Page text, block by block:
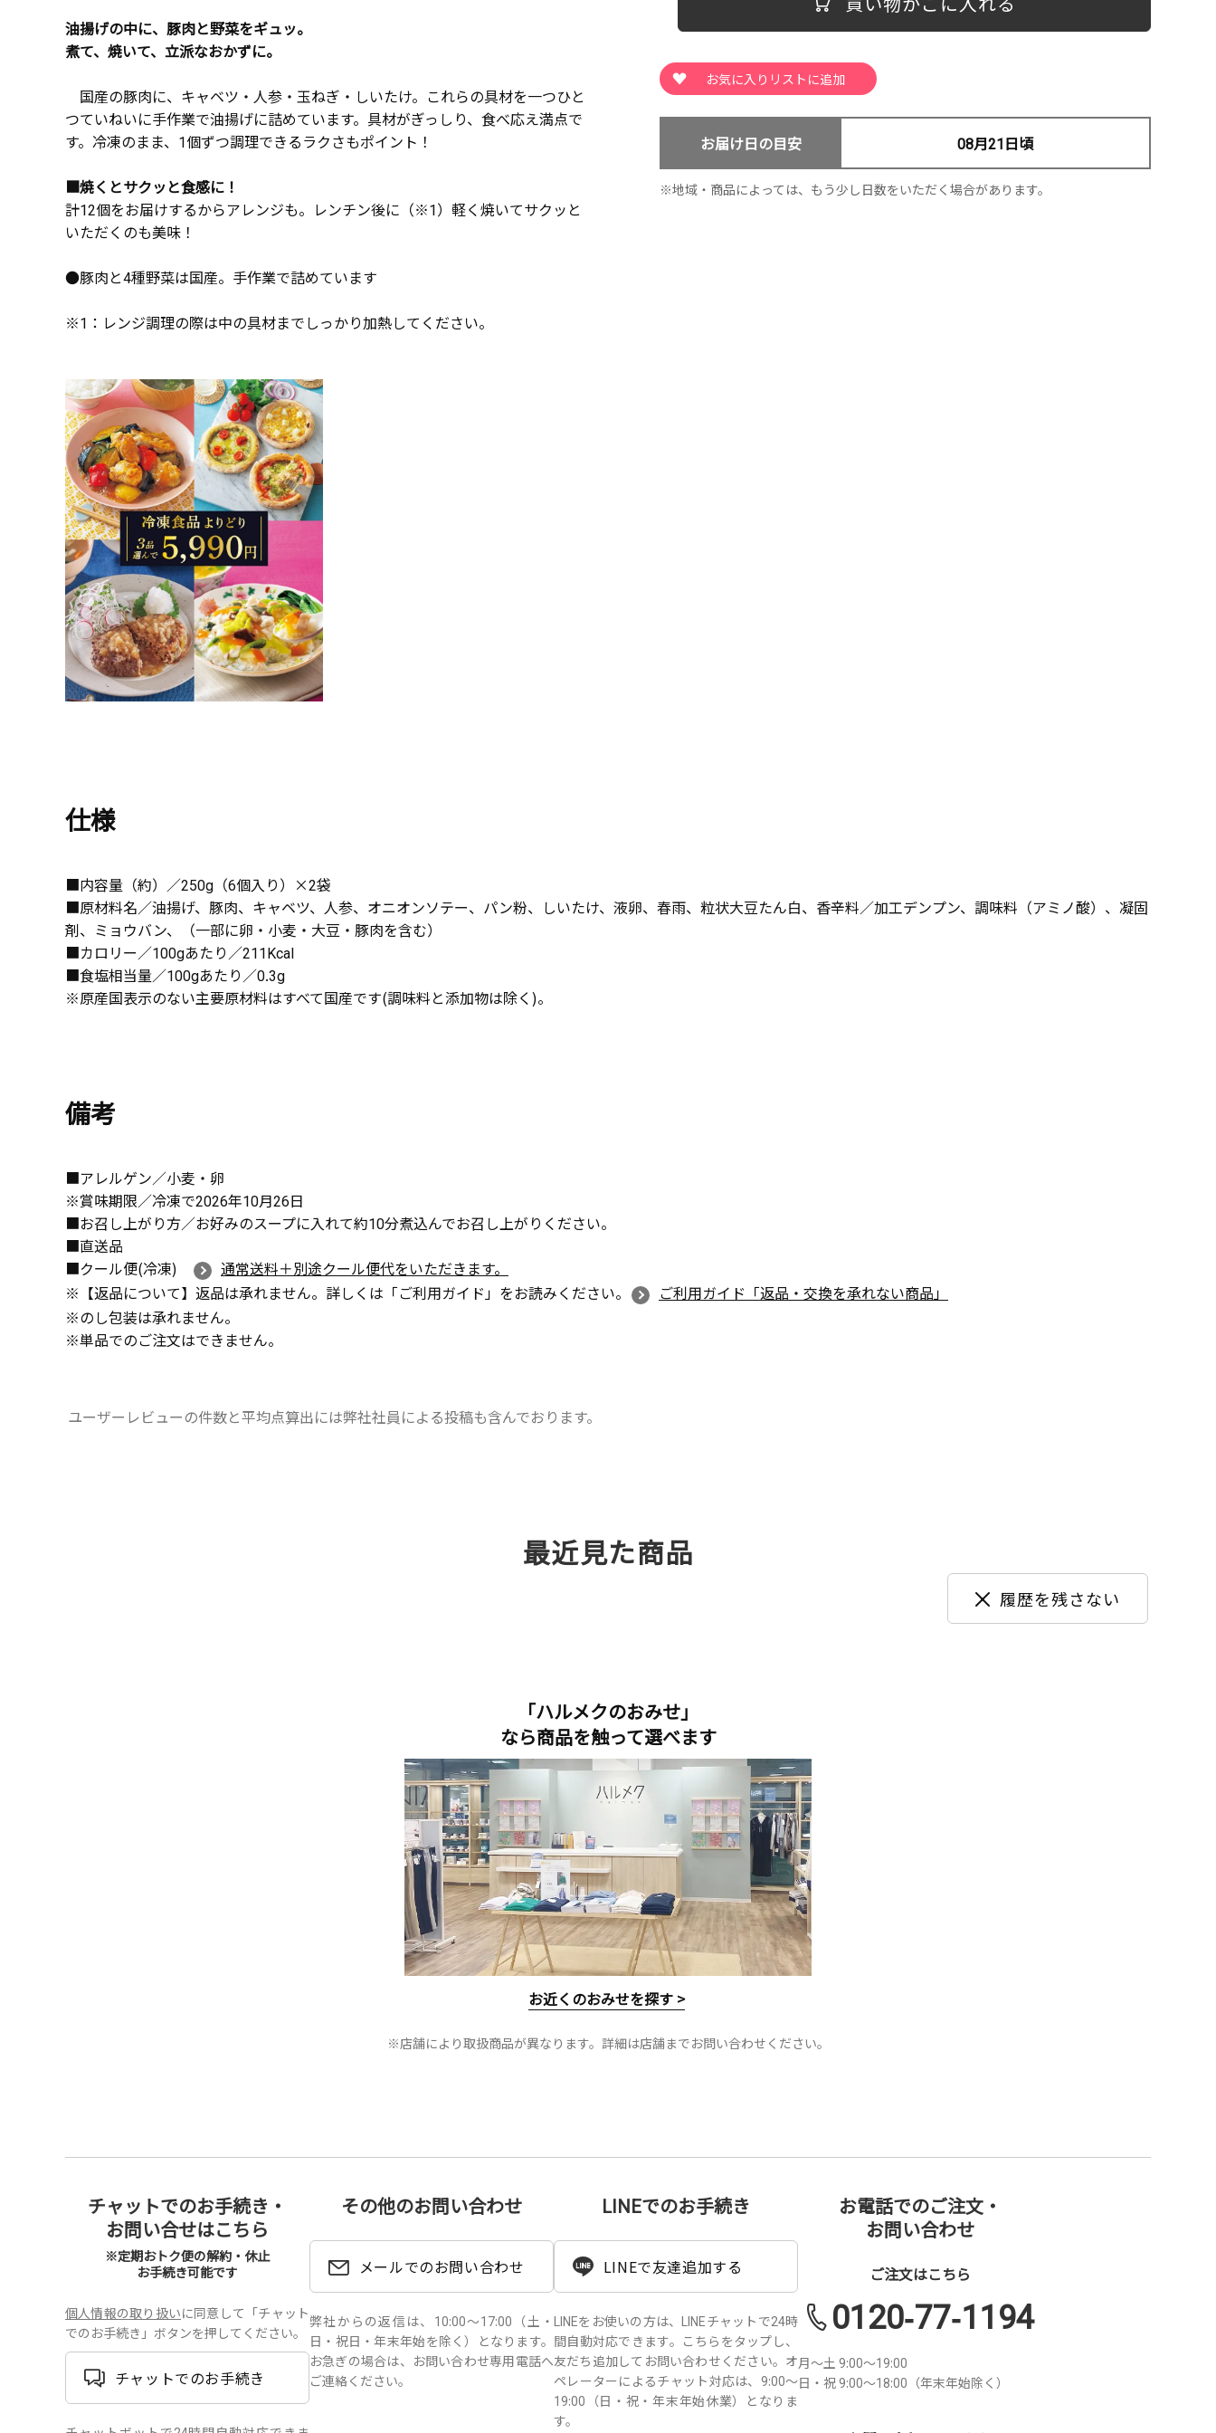
油揚げの中に、豚肉と野菜をギュッ。
煮て、焼いて、立派なおかずに。
国産の豚肉に、キャベツ・人参・玉ねぎ・しいたけ。これらの具材を一つひと
つていねいに手作業で油揚げに詰めています。具材がぎっしり、食べ応え満点で
す。冷凍のまま、1個ずつ調理できるラクさもポイント！
■焼くとサクッと食感に！
計12個をお届けするからアレンジも。レンチン後に（※1）軽く焼いてサクッと
いただくのも美味！
●豚肉と4種野菜は国産。手作業で詰めています
※1：レンジ調理の際は中の具材までしっかり加熱してください。
お届け日の目安 08月21日頃
地域・商品によっては、もう少し日数をいただく場合があります。
仕様
■内容量（約）／250g（6個入り）×2袋
■原材料名／油揚げ、豚肉、キャベツ、人参、オニオンソテー、パン粉、しいたけ、液卵、春雨、粒状大豆たん白、香辛料／加工デンプン、調味料（アミノ酸）、凝固
剤、ミョウバン、（一部に卵・小麦・大豆・豚肉を含む）
■カロリー／100gあたり／211Kcal
■食塩相当量／100gあたり／0.3g
※原産国表示のない主要原材料はすべて国産です(調味料と添加物は除く)。
備考
■アレルゲン／小麦・卵
※賞味期限／冷凍で2026年10月26日
■お召し上がり方／お好みのスープに入れて約10分煮込んでお召し上がりください。
■直送品
■クール便(冷凍)
通常送料＋別途クール便代をいただきます。
※【返品について】返品は承れません。詳しくは「ご利用ガイド」をお読みください。
ご利用ガイド「返品・交換を承れない商品」
※のし包装は承れません。
※単品でのご注文はできません。
ユーザーレビューの件数と平均点算出には弊社社員による投稿も含んでおります。
最近見た商品
履歴を残さない
「ハルメクのおみせ」
なら商品を触って選べます
お近くのおみせを探す >
※店舗により取扱商品が異なります。詳細は店舗までお問い合わせください。
チャットでのお手続き・
お問い合せはこちら
※定期おトク便の解約・休止
お手続き可能です
個人情報の取り扱いに同意して「チャット
でのお手続き」ボタンを押してください。
チャットでのお手続き
その他のお問い合わせ
メールでのお問い合わせ
弊社からの返信は、10:00～17:00（土・
日・祝日・年末年始を除く）となります。
お急ぎの場合は、お問い合わせ専用電話へ
ご連絡ください。
LINEでのお手続き
LINEで友達追加する
LINEをお使いの方は、LINEチャットで24時
間自動対応できます。こちらをタップし、
友だち追加してお問い合わせください。オ
ペレーターによるチャット対応は、9:00～
19:00（日・祝・年末年始休業）となりま
す。
お電話でのご注文・
お問い合わせ
ご注文はこちら
0120-77-1194
月～土 9:00～19:00
日・祝 9:00～18:00（年末年始除く）